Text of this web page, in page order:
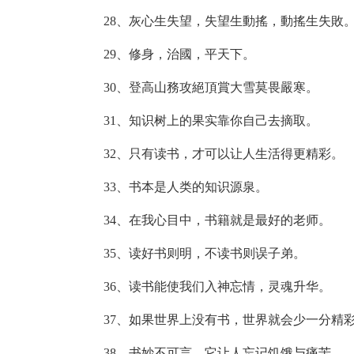
28、灰心生失望，失望生動搖，動搖生失敗
29、修身，治國，平天下。
30、登高山務攻絕頂賞大雪莫畏嚴寒。
31、知识树上的果实靠你自己去摘取。
32、只有读书，才可以让人生活得更精彩。
33、书本是人类的知识源泉。
34、在我心目中，书籍就是最好的老师。
35、读好书则明，不读书则误子弟。
36、读书能使我们入神忘情，灵魂升华。
37、如果世界上没有书，世界就会少一分精